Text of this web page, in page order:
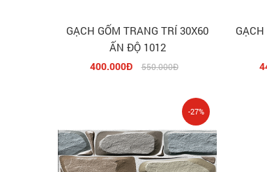
GẠCH GỐM TRANG TRÍ 30X60
ẤN ĐỘ 1012
400.000Đ 550.000Đ
GẠCH
-27%